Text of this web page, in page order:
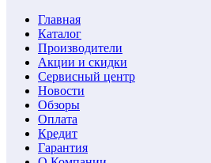
Главная
Каталог
Производители
Акции и скидки
Сервисный центр
Новости
Обзоры
Оплата
Кредит
Гарантия